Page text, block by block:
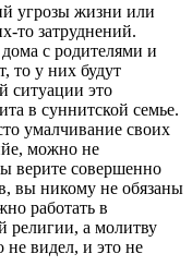
угрозы жизни или
то затруднений.
с родителями и
то у них будут
ситуации это
в суннитской семье.
умалчивание своих
можно не
верите совершенно
вы никому не обязаны
работать в
религии, а молитву
не видел, и это не